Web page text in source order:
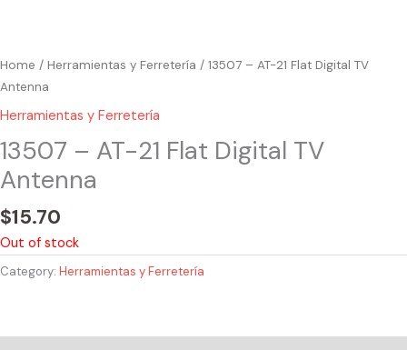
Home / Herramientas y Ferretería / 13507 – AT-21 Flat Digital TV
Antenna
Herramientas y Ferretería
13507 – AT-21 Flat Digital TV
Antenna
$15.70
Out of stock
Category: Herramientas y Ferretería